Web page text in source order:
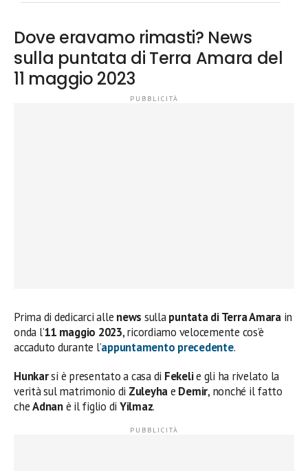
Dove eravamo rimasti? News
sulla puntata di Terra Amara del
11 maggio 2023
Prima di dedicarci alle news sullapuntata di Terra Amarain
onda l’11 maggio 2023, ricordiamo velocemente cos’è
accaduto durante l’appuntamento precedente.
Hunkarsi è presentato a casa di Fekelie gli ha rivelato la
verità sul matrimonio di Zuleyhae Demir, nonché il fatto
cheAdnanè il figlio di Yilmaz.